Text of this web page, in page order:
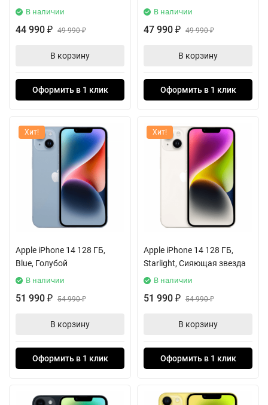
В наличии
44 990 ₽ 49 990₽
В корзину
Оформить в 1 клик
В наличии
47 990 ₽ 49 990₽
В корзину
Оформить в 1 клик
Хит!
Apple iPhone 14 128 ГБ,
Blue, Голубой
В наличии
51 990 ₽ 54 990₽
В корзину
Оформить в 1 клик
Хит!
Apple iPhone 14 128 ГБ,
Starlight, Сияющая звезда
В наличии
51 990 ₽ 54 990₽
В корзину
Оформить в 1 клик